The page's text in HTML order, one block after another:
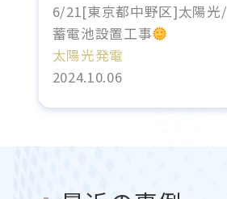
6/21[東京都中野区]太陽光/
蓄電池設置工事
太陽光発電
2024.10.06